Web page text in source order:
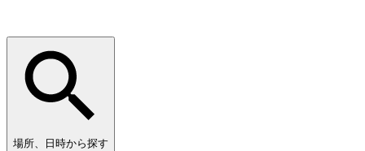
場所、日時から探す